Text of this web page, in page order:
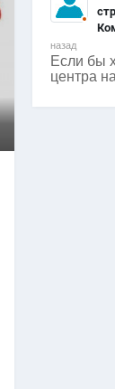
назад
Если бы
центра